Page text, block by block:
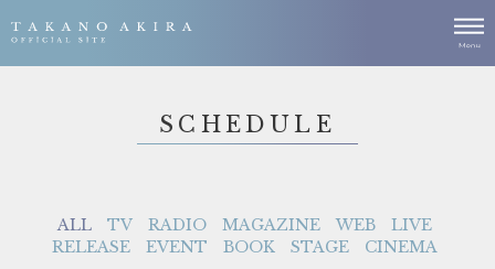
SCHEDULE
ALL TV RADIO MAGAZINE WEB
LIVE
RELEASE
EVENT BOOK STAGE CINEMA